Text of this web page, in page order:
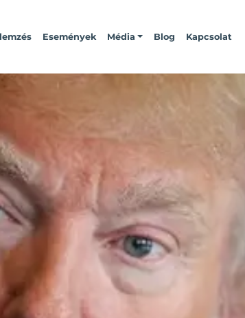
Események Média Blog Kapcsolat